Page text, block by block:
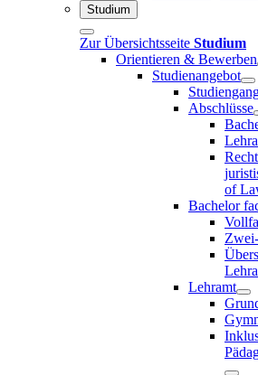
Studium
Zur Übersichtsseite Studium
Orientieren & Bewerben
Studienangebot
Abschlüsse
of
Bachelor
Lehramt